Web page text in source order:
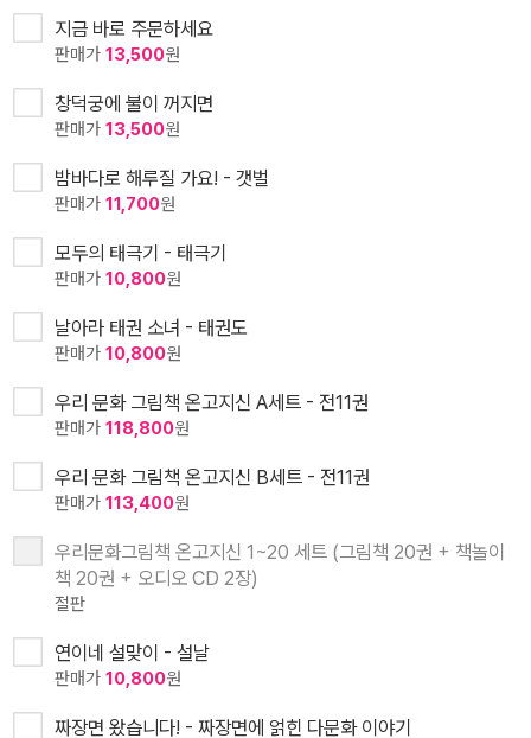
지금 바로 주문하세요
판매가 13,500원
창덕궁에 불이 꺼지면
판매가 13,500원
밤바다로 해루질 가요! - 갯벌
판매가 11,700원
모두의 태극기 - 태극기
판매가 10,800원
날아라 태권 소녀 - 태권도
판매가 10,800원
우리 문화 그림책 온고지신 A세트 - 전11권
판매가 118,800원
우리 문화 그림책 온고지신 B세트 - 전11권
판매가 113,400원
우리문화그림책 온고지신 1~20 세트 (그림책 20권 + 책놀이
책 20권 + 오디오 CD 2장)
절판
연이네 설맞이 - 설날
판매가 10,800원
짜장면 왔습니다! - 짜장면에 얽힌 다문화 이야기